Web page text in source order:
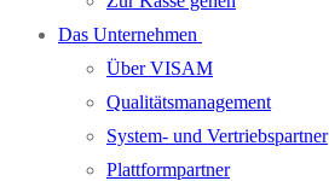
Das Unternehmen
Über VISAM
Qualitätsmanagement
System- und Vertriebspartner
Plattformpartner